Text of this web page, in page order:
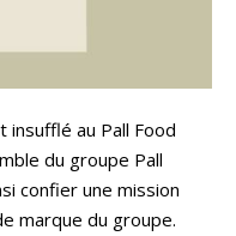
insufflé au Pall Food
du groupe Pall
confier une mission
marque du groupe.